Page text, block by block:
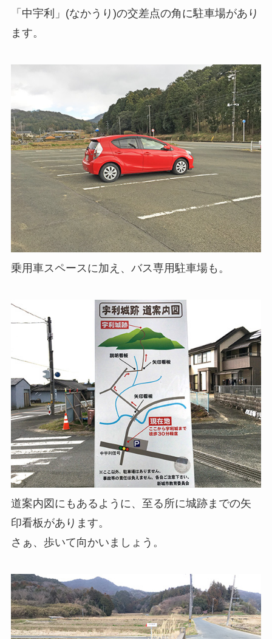
「中宇利」(なかうり)の交差点の角に駐車場があり
ます。
乗用車スペースに加え、バス専用駐車場も。
道案内図にもあるように、至る所に城跡までの矢
印看板があります。
さぁ、歩いて向かいましょう。